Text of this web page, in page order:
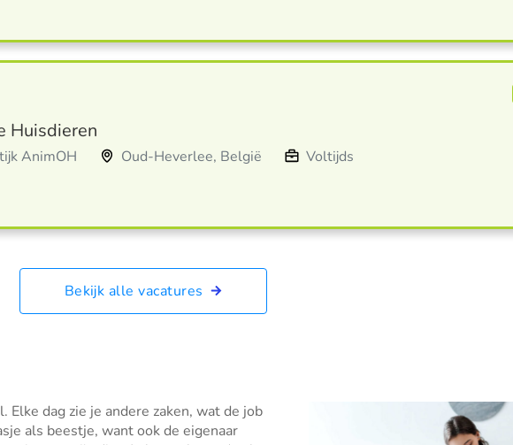
Huisdieren
AnimOH Oud-Heverlee, België Voltijds
Bekijk alle vacatures
dag zie je andere zaken, wat de job
als beestje, want ook de eigenaar